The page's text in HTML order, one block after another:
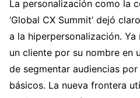
La personalización como la
‘Global CX Summit’ dejó
a la hiperpersonalización.
un cliente por su nombre en
de segmentar audiencias
básicos. La nueva frontera